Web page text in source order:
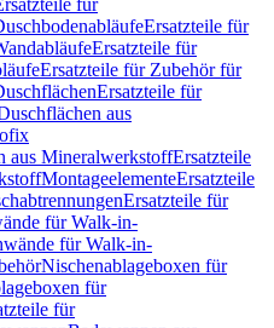
für
Ersatzteile für
Ersatzteile für
Ersatzteile für Zubehör für
Ersatzteile für
aus
aus MineralwerkstoffErsatzteile
MontageelementeErsatzteile
Ersatzteile für
für Walk-in-
für Walk-in-
Nischenablageboxen für
für
für